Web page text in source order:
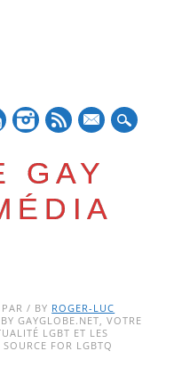
GAY
PAR / BY ROGER-LUC
GAYGLOBE.NET, VOTRE
LGBT ET LES
FOR LGBTQ